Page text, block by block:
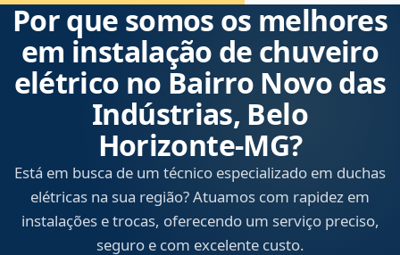
Por que somos os melhores
em instalação de chuveiro
elétrico no Bairro Novo das
Indústrias, Belo
Horizonte‑MG?
Está em busca de um técnico especializado em duchas
elétricas na sua região? Atuamos com rapidez em
instalações e trocas, oferecendo um serviço preciso,
seguro e com excelente custo.